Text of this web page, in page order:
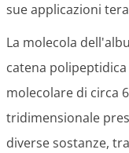
sue applicazioni
La molecola
catena
molecolare di circa
tridimensionale
diverse sostanze,